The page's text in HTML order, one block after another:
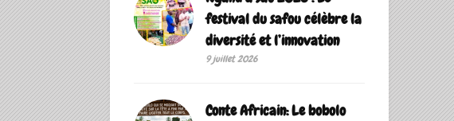
festival du safou célèbre la
diversité et l’innovation
9 juillet 2026
Conte Africain: Le bobolo